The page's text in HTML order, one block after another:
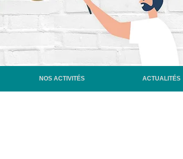
NOS ACTIVITÉS ACTUALITÉS